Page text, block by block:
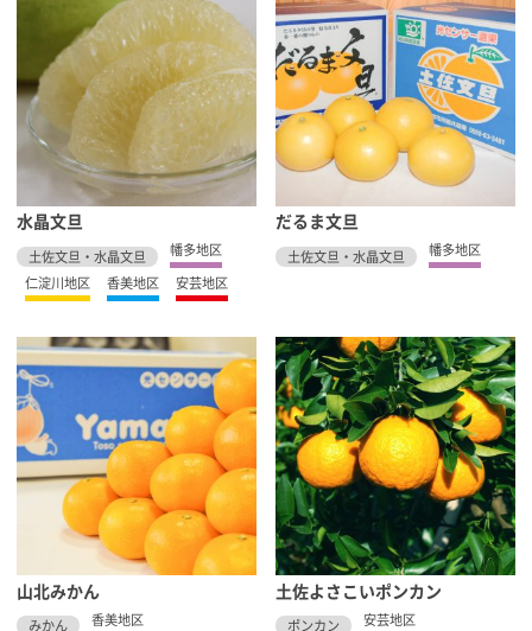
水晶文旦
土佐文旦・水晶文旦
幡多地区
仁淀川地区 香美地区 安芸地区
だるま文旦
土佐文旦・水晶文旦
幡多地区
山北みかん
みかん
香美地区
土佐よさこいポンカン
ポンカン
安芸地区